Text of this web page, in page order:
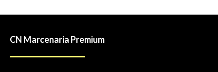
CN Marcenaria Premium